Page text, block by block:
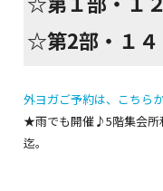
☆第2部・１４
外ヨガご予約は、こちら
★雨でも開催♪5階集会所
迄。